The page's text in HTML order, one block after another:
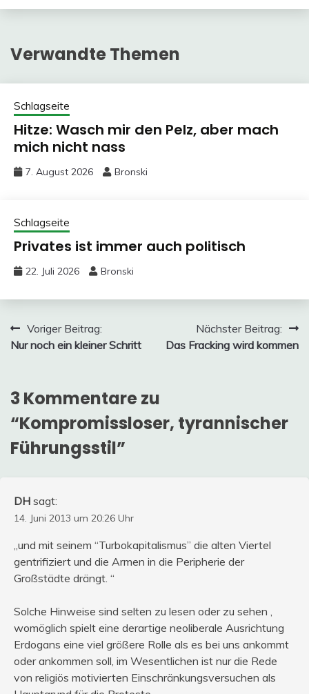
Verwandte Themen
Schlagseite
Hitze: Wasch mir den Pelz, aber mach
mich nicht nass
7. August 2026 Bronski
Schlagseite
Privates ist immer auch politisch
22. Juli 2026 Bronski
Beitragsnavigation
Voriger Beitrag:
Nur noch ein kleiner Schritt
Nächster Beitrag:
Das Fracking wird kommen
3 Kommentare zu
“Kompromissloser, tyrannischer
Führungsstil”
DH sagt:
14. Juni 2013 um 20:26 Uhr
„und mit seinem “Turbokapitalismus” die alten Viertel
gentrifiziert und die Armen in die Peripherie der
Großstädte drängt. “
Solche Hinweise sind selten zu lesen oder zu sehen ,
womöglich spielt eine derartige neoliberale Ausrichtung
Erdogans eine viel größere Rolle als es bei uns ankommt
oder ankommen soll, im Wesentlichen ist nur die Rede
von religiös motivierten Einschränkungsversuchen als